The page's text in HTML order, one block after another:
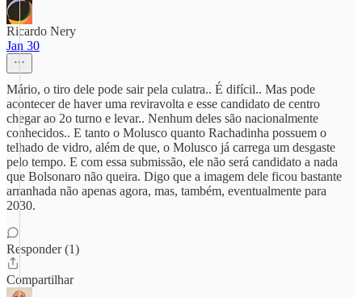
Ricardo Nery
Jan 30
Mário, o tiro dele pode sair pela culatra.. É difícil.. Mas pode
acontecer de haver uma reviravolta e esse candidato de centro
chegar ao 2o turno e levar.. Nenhum deles são nacionalmente
conhecidos.. E tanto o Molusco quanto Rachadinha possuem o
telhado de vidro, além de que, o Molusco já carrega um desgaste
pelo tempo. E com essa submissão, ele não será candidato a nada
que Bolsonaro não queira. Digo que a imagem dele ficou bastante
arranhada não apenas agora, mas, também, eventualmente para
2030.
Responder (1)
Compartilhar